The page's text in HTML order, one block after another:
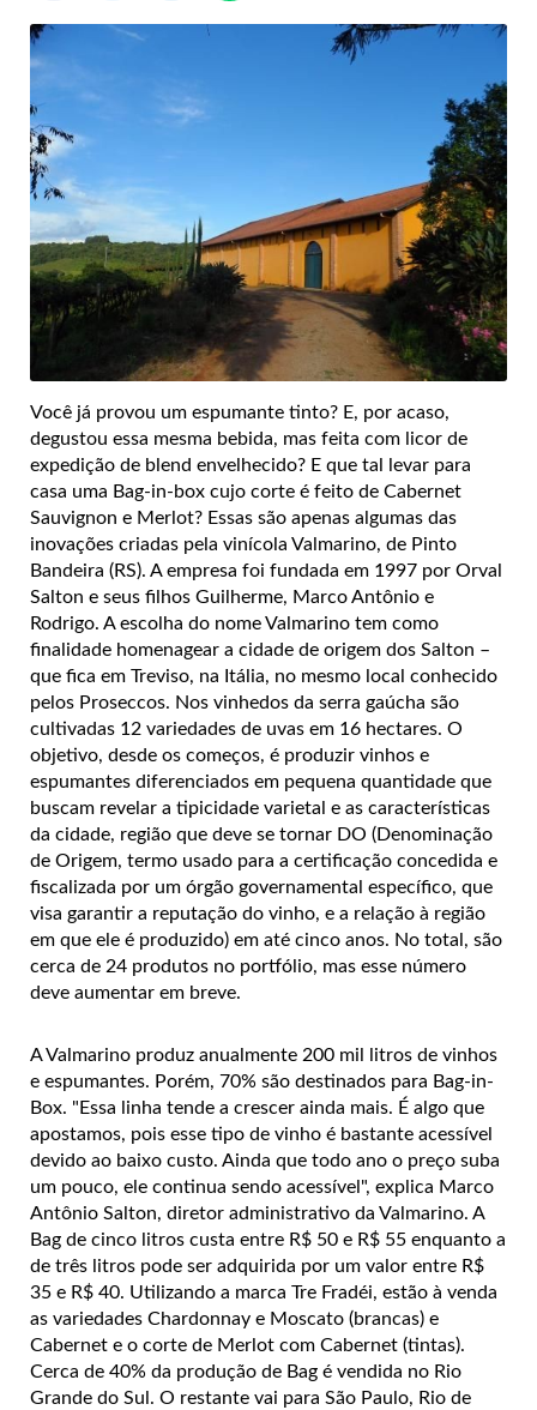
Você já provou um espumante tinto? E, por acaso,
degustou essa mesma bebida, mas feita com licor de
expedição de blend envelhecido? E que tal levar para
casa uma Bag-in-box cujo corte é feito de Cabernet
Sauvignon e Merlot? Essas são apenas algumas das
inovações criadas pela vinícola Valmarino, de Pinto
Bandeira (RS). A empresa foi fundada em 1997 por Orval
Salton e seus filhos Guilherme, Marco Antônio e
Rodrigo. A escolha do nome Valmarino tem como
finalidade homenagear a cidade de origem dos Salton –
que fica em Treviso, na Itália, no mesmo local conhecido
pelos Proseccos. Nos vinhedos da serra gaúcha são
cultivadas 12 variedades de uvas em 16 hectares. O
objetivo, desde os começos, é produzir vinhos e
espumantes diferenciados em pequena quantidade que
buscam revelar a tipicidade varietal e as características
da cidade, região que deve se tornar DO (Denominação
de Origem, termo usado para a certificação concedida e
fiscalizada por um órgão governamental específico, que
visa garantir a reputação do vinho, e a relação à região
em que ele é produzido) em até cinco anos. No total, são
cerca de 24 produtos no portfólio, mas esse número
deve aumentar em breve.
A Valmarino produz anualmente 200 mil litros de vinhos
e espumantes. Porém, 70% são destinados para Bag-in-
Box. "Essa linha tende a crescer ainda mais. É algo que
apostamos, pois esse tipo de vinho é bastante acessível
devido ao baixo custo. Ainda que todo ano o preço suba
um pouco, ele continua sendo acessível", explica Marco
Antônio Salton, diretor administrativo da Valmarino. A
Bag de cinco litros custa entre R$ 50 e R$ 55 enquanto a
de três litros pode ser adquirida por um valor entre R$
35 e R$ 40. Utilizando a marca Tre Fradéi, estão à venda
as variedades Chardonnay e Moscato (brancas) e
Cabernet e o corte de Merlot com Cabernet (tintas).
Cerca de 40% da produção de Bag é vendida no Rio
Grande do Sul. O restante vai para São Paulo, Rio de